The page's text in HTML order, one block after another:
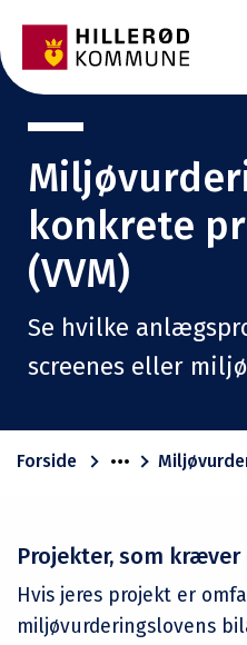
konkrete
(VVM)
Se hvilke
screenes eller
Forside
Projekter, som
Hvis jeres projekt er
miljøvurderingslovens